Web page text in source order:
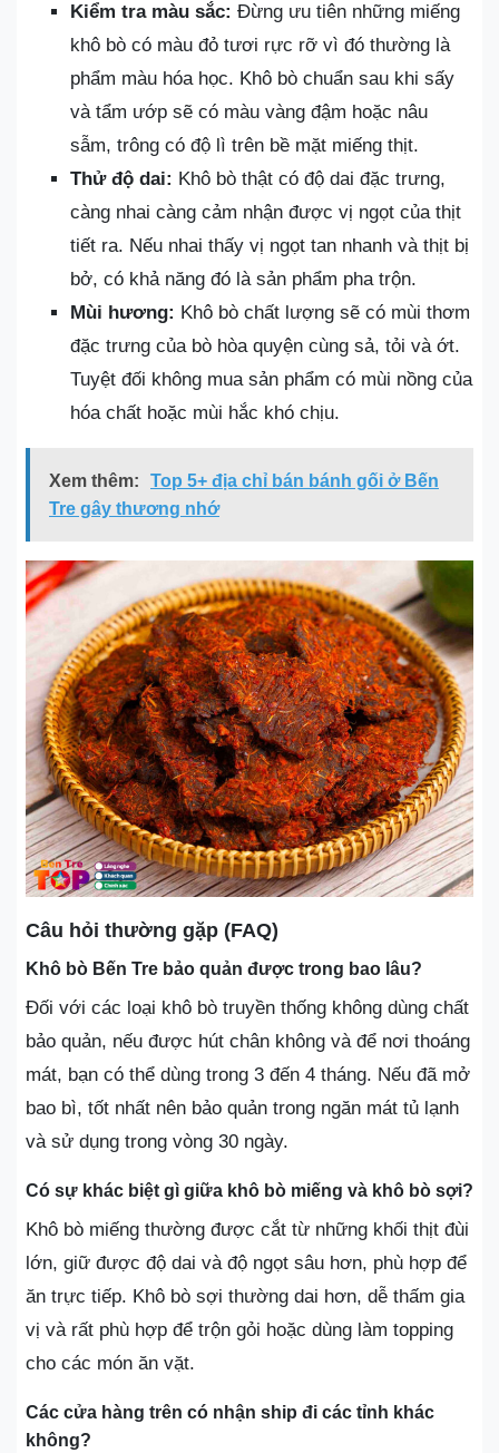
Kiểm tra màu sắc: Đừng ưu tiên những miếng
khô bò có màu đỏ tươi rực rỡ vì đó thường là
phẩm màu hóa học. Khô bò chuẩn sau khi sấy
và tẩm ướp sẽ có màu vàng đậm hoặc nâu
sẫm, trông có độ lì trên bề mặt miếng thịt.
Thử độ dai: Khô bò thật có độ dai đặc trưng,
càng nhai càng cảm nhận được vị ngọt của thịt
tiết ra. Nếu nhai thấy vị ngọt tan nhanh và thịt bị
bở, có khả năng đó là sản phẩm pha trộn.
Mùi hương: Khô bò chất lượng sẽ có mùi thơm
đặc trưng của bò hòa quyện cùng sả, tỏi và ớt.
Tuyệt đối không mua sản phẩm có mùi nồng của
hóa chất hoặc mùi hắc khó chịu.
Xem thêm:
Top 5+ địa chỉ bán bánh gối ở Bến
Tre gây thương nhớ
Câu hỏi thường gặp (FAQ)
Khô bò Bến Tre bảo quản được trong bao lâu?
Đối với các loại khô bò truyền thống không dùng chất
bảo quản, nếu được hút chân không và để nơi thoáng
mát, bạn có thể dùng trong 3 đến 4 tháng. Nếu đã mở
bao bì, tốt nhất nên bảo quản trong ngăn mát tủ lạnh
và sử dụng trong vòng 30 ngày.
Có sự khác biệt gì giữa khô bò miếng và khô bò sợi?
Khô bò miếng thường được cắt từ những khối thịt đùi
lớn, giữ được độ dai và độ ngọt sâu hơn, phù hợp để
ăn trực tiếp. Khô bò sợi thường dai hơn, dễ thấm gia
vị và rất phù hợp để trộn gỏi hoặc dùng làm topping
cho các món ăn vặt.
Các cửa hàng trên có nhận ship đi các tỉnh khác
không?